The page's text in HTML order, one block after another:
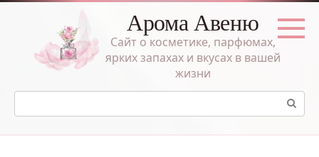
Перейти
Арома Авеню
Сайт о косметике, парфюмах,
ярких запахах и вкусах в вашей
жизни
Поиск: